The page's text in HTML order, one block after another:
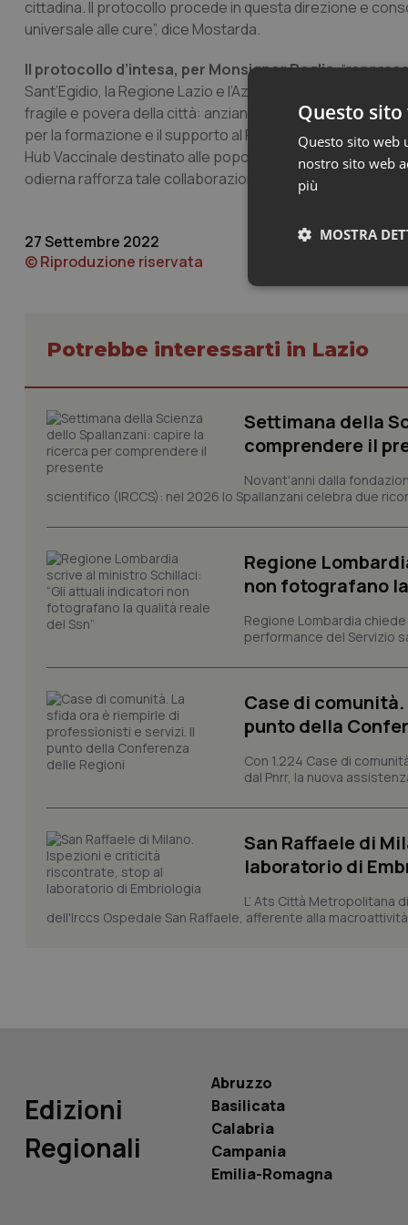
cittadina. Il protocollo procede in questa direzione e
universale alle cure”, dice Mostarda.
Il protocollo d’intesa, per Monsignor Paglia,
Sant’Egidio, la Regione Lazio e l’Azienda Ospedaliera
fragile e povera della città: anziani, senza dimora e
per la formazione e il supporto al Programma DREAM in
Hub Vaccinale destinato alle popolazioni fragili, hanno
odierna rafforza tale collaborazione e rappresenta un
27 Settembre 2022
© Riproduzione riservata
Potrebbe interessarti in Lazio
Settimana della
comprendere il
Novant'anni dalla
scientifico (IRCCS): nel 2026 lo Spallanzani celebra due
Regione
non fotografano
Regione Lombardia
performance del Servizio
Case di
punto della
Con 1.224 Case di
dal Pnrr, la nuova
San Raffaele di
laboratorio di
L’ Ats Città Metropolitana
dell'Irccs Ospedale San Raffaele, afferente alla
Edizioni
Regionali
Abruzzo
Basilicata
Calabria
Campania
Emilia-Romagna
Questo
Questo sito web
nostro sito web
più
MOSTRA
I cookie necessari
Nome
tracking-enable
PHPSESSID